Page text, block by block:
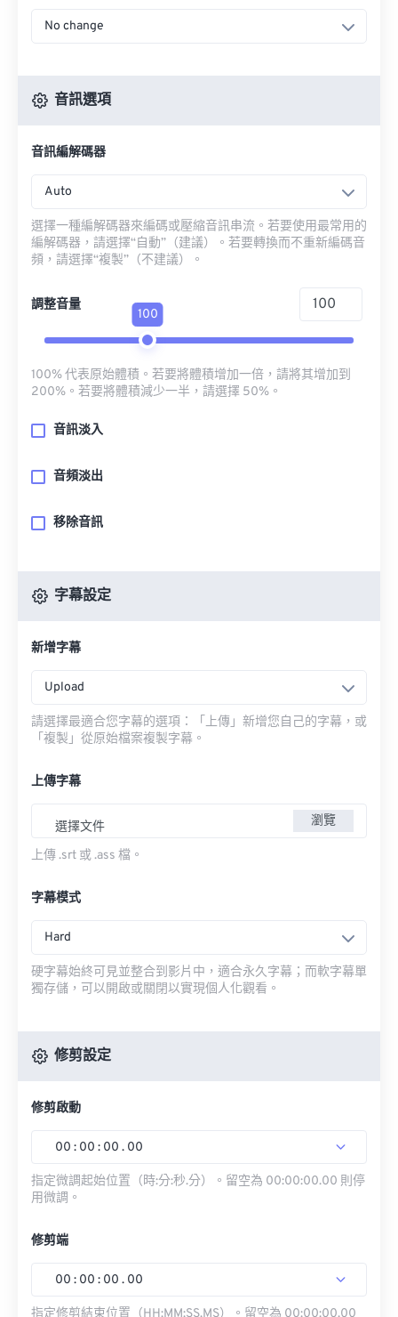
No change
音訊選項
音訊編解碼器
Auto
選擇一種編解碼器來編碼或壓縮音訊串流。若要使用最常用的
編解碼器，請選擇“自動”（建議）。若要轉換而不重新編碼音
頻，請選擇“複製”（不建議）。
調整音量
100
100% 代表原始體積。若要將體積增加一倍，請將其增加到
200%。若要將體積減少一半，請選擇 50%。
音訊淡入
音頻淡出
移除音訊
字幕設定
新增字幕
Upload
請選擇最適合您字幕的選項：「上傳」新增您自己的字幕，或
「複製」從原始檔案複製字幕。
上傳字幕
選擇文件 瀏覽
上傳 .srt 或 .ass 檔。
字幕模式
Hard
硬字幕始終可見並整合到影片中，適合永久字幕；而軟字幕單
獨存儲，可以開啟或關閉以實現個人化觀看。
修剪設定
修剪啟動
00 : 00 : 00 . 00
指定微調起始位置（時:分:秒.分）。留空為 00:00:00.00 則停
用微調。
修剪端
00 : 00 : 00 . 00
指定修剪結束位置（HH:MM:SS.MS）。留空為 00:00:00.00